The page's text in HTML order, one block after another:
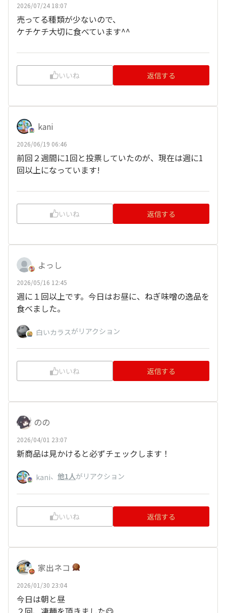
2026/07/24 18:07
売ってる種類が少ないので、
ケチケチ大切に食べています^^
いいね 返信する
kani
2026/06/19 06:46
前回２週間に1回と投票していたのが、現在は週に1
回以上になっています!
いいね 返信する
よっし
2026/05/16 12:45
週に１回以上です。今日はお昼に、ねぎ味噌の逸品を
食べました。
白いカラスがリアクション
いいね 返信する
のの
2026/04/01 23:07
新商品は見かけると必ずチェックします！
kani、 他1人がリアクション
いいね 返信する
家出ネコ
2026/01/30 23:04
今日は朝と昼